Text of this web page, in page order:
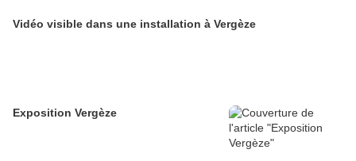
Vidéo visible dans une installation à Vergèze
Exposition Vergèze